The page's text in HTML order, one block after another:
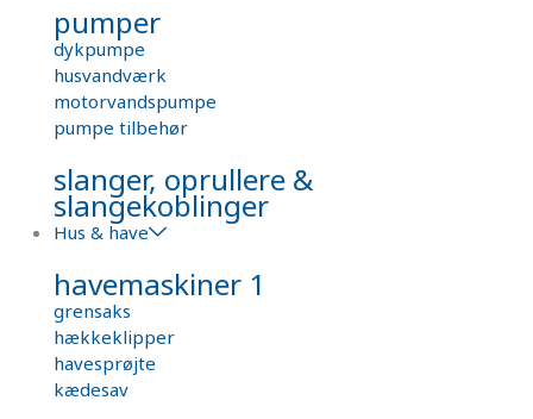
pumper
dykpumpe
husvandværk
motorvandspumpe
pumpe tilbehør
slanger, oprullere &
slangekoblinger
Hus & have
havemaskiner 1
grensaks
hækkeklipper
havesprøjte
kædesav